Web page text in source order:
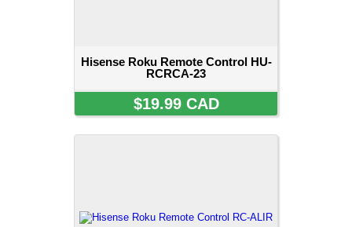
Hisense Roku Remote Control HU-
RCRCA-23
$19.99 CAD